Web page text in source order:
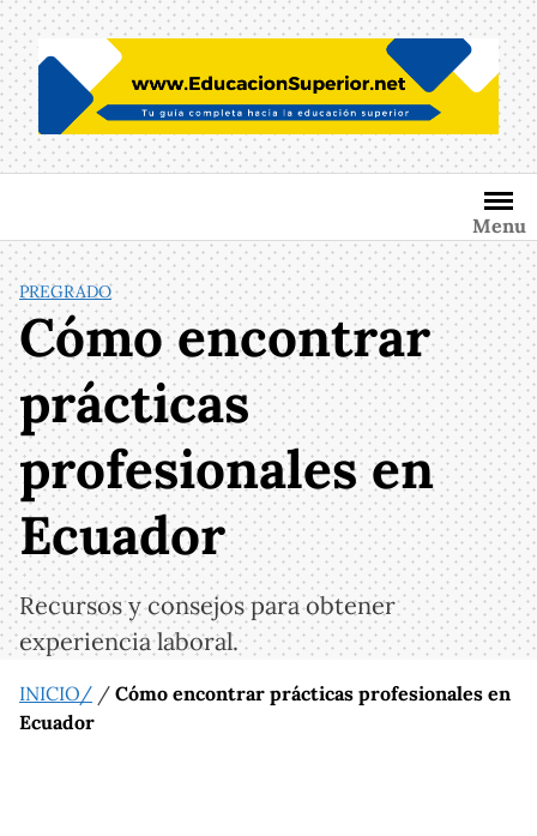
Saltar
al
contenido
Menu
PREGRADO
Cómo encontrar
prácticas
profesionales en
Ecuador
Recursos y consejos para obtener
experiencia laboral.
INICIO/ / Cómo encontrar prácticas profesionales en
Ecuador